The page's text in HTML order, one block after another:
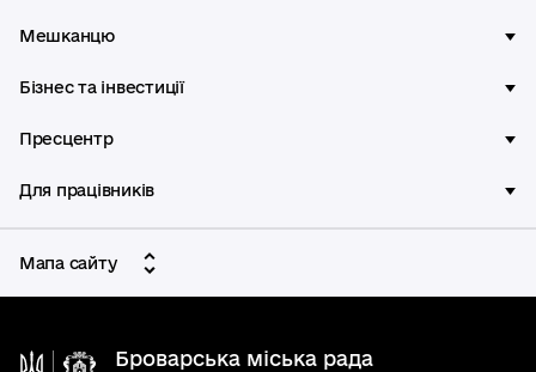
Мешканцю
Бізнес та інвестиції
Пресцентр
Для працівників
Мапа сайту
Броварська міська рада